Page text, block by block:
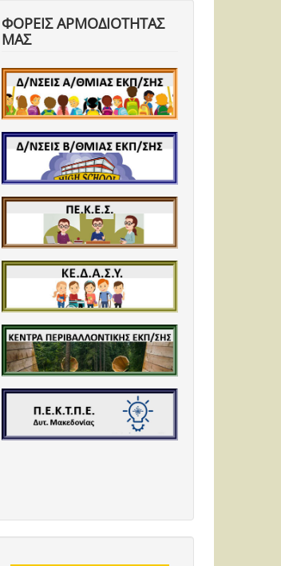
ΦΟΡΕΙΣ ΑΡΜΟΔΙΟΤΗΤΑΣ
ΜΑΣ